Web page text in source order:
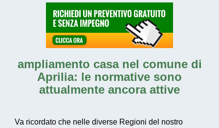
ampliamento casa nel comune di
Aprilia: le normative sono
attualmente ancora attive
Va ricordato che nelle diverse Regioni del nostro